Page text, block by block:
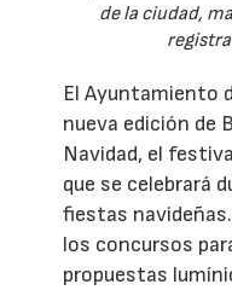
de la ciudad,
El Ayuntamiento
nueva edición de
Navidad, el
que se celebrará
fiestas
los concursos
propuestas